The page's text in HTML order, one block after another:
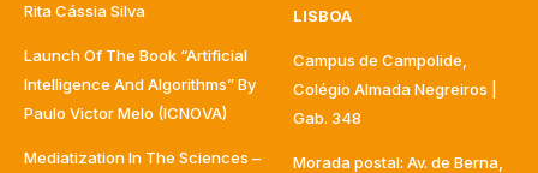
Rita Cássia Silva
Launch Of The Book “Artificial
Intelligence And Algorithms” By
Paulo Victor Melo (ICNOVA)
Mediatization In The Sciences –
LISBOA
Campus de Campolide,
Colégio Almada Negreiros |
Gab. 348
Morada postal: Av. de Berna,